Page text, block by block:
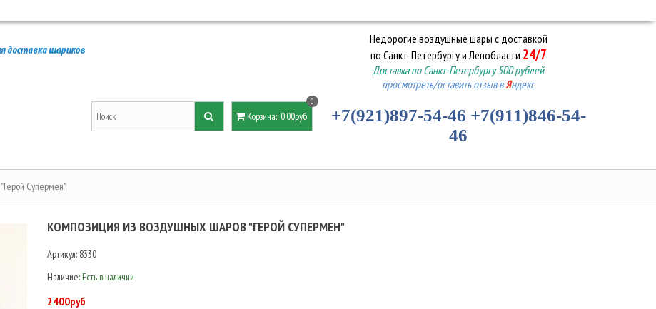
Недорогие воздушные шары с доставкой
по Санкт-Петербургу и Ленобласти 24/7
Доставка по Санкт-Петербургу 500 рублей
просмотреть/оставить отзыв вЯндекс
Корзина:
0
0.00руб +7(921)897-54-46 +7(911)846-54-
46
Супермен"
КОМПОЗИЦИЯ ИЗ ВОЗДУШНЫХ ШАРОВ "ГЕРОЙ СУПЕРМЕН"
Артикул: 8330
Наличие: Есть в наличии
2400руб